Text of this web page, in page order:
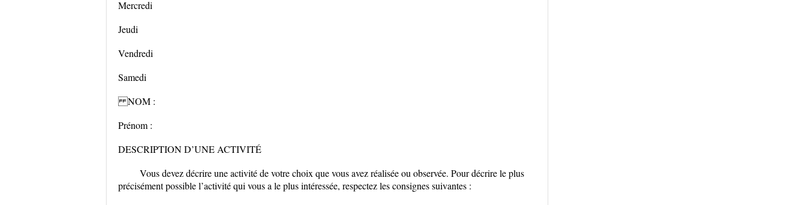
Mercredi
Jeudi
Vendredi
Samedi
NOM :
Prénom :
DESCRIPTION D’UNE ACTIVITÉ
Vous devez décrire une activité de votre choix que vous avez réalisée ou observée. Pour décrire le plus
précisément possible l’activité qui vous a le plus intéressée, respectez les consignes suivantes :